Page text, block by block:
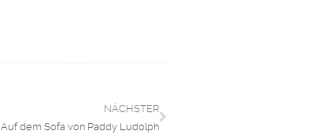
NÄCHSTER
Auf dem Sofa von Paddy Ludolph